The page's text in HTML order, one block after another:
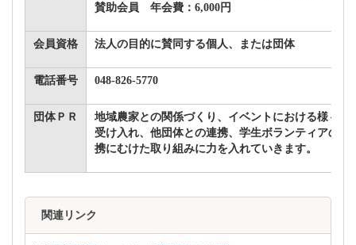
賛助会員 年会費：6,000円
会員資格 法人の目的に賛同する個人、または団体
電話番号 048-826-5770
団体ＰＲ
地域農家との関係づくり、イベントにおける様々な
受け入れ、他団体との連携、学生ボランティアの受
携にむけた取り組みに力を入れていきます。
関連リンク